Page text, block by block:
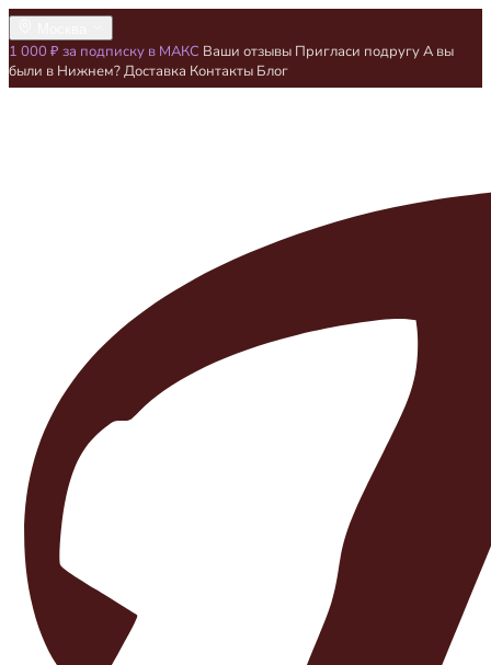
1 000 ₽ за подписку в МАКС Ваши отзывы Пригласи подругуА вы
были в Нижнем?Доставка Контакты Блог